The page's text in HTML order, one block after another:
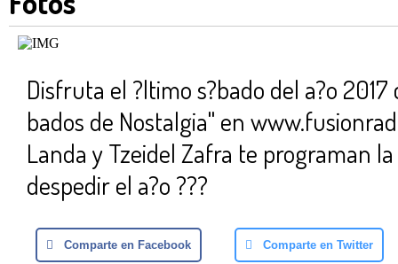
Disfruta el ?ltimo s?bado del a?o 2017
bados de Nostalgia" en
Landa y Tzeidel Zafra te programan
despedir el a?o ???
Comparte en Facebook Comparte en Twitter